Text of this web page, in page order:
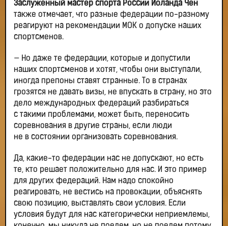
Заслуженный мастер спорта России Иоланда Чен
также отмечает, что разные федерации по-разному
реагируют на рекомендации МОК о допуске наших
спортсменов.
— Но даже те федерации, которые и допустили
наших спортсменов и хотят, чтобы они выступали,
иногда препоны ставят странные. То в странах
грозятся не давать визы, не впускать в страну, но это
дело международных федераций разбираться
с такими проблемами, может быть, переносить
соревнования в другие страны, если люди
не в состоянии организовать соревнования.
Да, какие-то федерации нас не допускают, но есть
те, кто решает положительно для нас. И это пример
для других федераций. Нам надо спокойно
реагировать, не вестись на провокации, объяснять
свою позицию, выставлять свои условия. Если
условия будут для нас категорически неприемлемы,